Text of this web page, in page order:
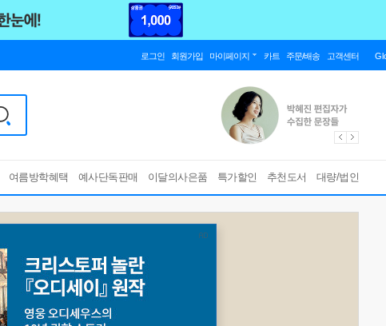
로그인 회원가입 마이페이지 카트 주문/배송 고객센터
여름방학혜택 예사단독판매 이달의사은품 특가할인 추천도서 대량/법인